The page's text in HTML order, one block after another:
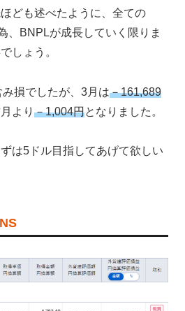
ども述べたように、全ての
、BNPLが成長していく限りま
しょう。
み損でしたが、3月は－161,689
より －1,004円となりました。
は5ドル目指してあげて欲しい